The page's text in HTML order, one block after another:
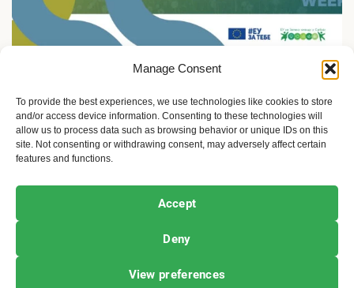
Manage Consent
To provide the best experiences, we use technologies like cookies to store
and/or access device information. Consenting to these technologies will
allow us to process data such as browsing behavior or unique IDs on this
site. Not consenting or withdrawing consent, may adversely affect certain
features and functions.
Accept
Deny
View preferences
5.jun: Živimo u skladu sa prirodom ili gubimo sve
2 meseca ago Sandra Iršević
Ekologija i održivost
Copyright © All rights reserved.